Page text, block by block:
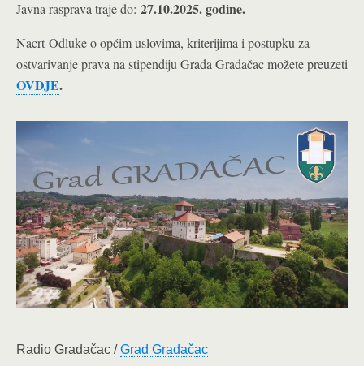
Javna rasprava traje do: 27.10.2025. godine.
Nacrt Odluke o općim uslovima, kriterijima i postupku za
ostvarivanje prava na stipendiju Grada Gradačac možete preuzeti
OVDJE.
Radio Gradačac /Grad Gradačac